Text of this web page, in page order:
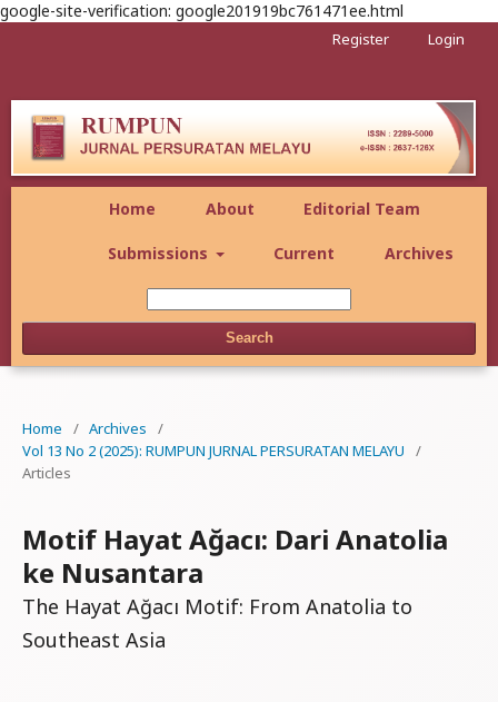
google-site-verification: google201919bc761471ee.html
Home About Editorial Team
Submissions Current Archives
Search
Register Login
Home / Archives
/
Vol 13 No 2 (2025): RUMPUN JURNAL PERSURATAN MELAYU
/
Articles
Motif Hayat Ağacı: Dari Anatolia
ke Nusantara
The Hayat Ağacı Motif: From Anatolia to
Southeast Asia